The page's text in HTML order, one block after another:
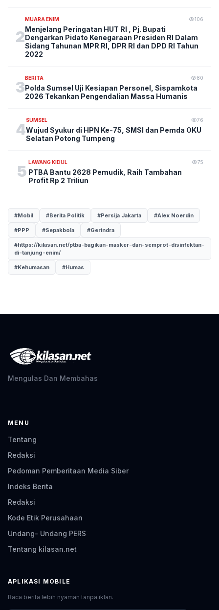
2
MUARA ENIM 106
Menjelang Peringatan HUT RI , Pj. Bupati
Dengarkan Pidato Kenegaraan Presiden RI Dalam
Sidang Tahunan MPR RI, DPR RI dan DPD RI Tahun
2022
3
BERITA 80
Polda Sumsel Uji Kesiapan Personel, Sispamkota
2026 Tekankan Pengendalian Massa Humanis
4
SUMSEL 76
Wujud Syukur di HPN Ke-75, SMSI dan Pemda OKU
Selatan Potong Tumpeng
5
LAWANG KIDUL 75
PTBA Bantu 2628 Pemudik, Raih Tambahan
Profit Rp 2 Triliun
#Mobil #Berita Politik #Persija Jakarta #Alex Noerdin
#PPP #Sepakbola #Gerindra
#https://kilasan.net/ptba-bagikan-masker-dan-semprot-disinfektan-
di-tanjung-enim/
#Kehumasan #Humas
Mengulas Dan Membahas
MENU
Tentang
Redaksi
Pedoman Pemberitaan Media Siber
Indeks Berita
Redaksi
Kode Etik Perusahaan
Undang- Undang PERS
Tentang kilasan.net
APLIKASI MOBILE
Baca berita lebih nyaman tanpa iklan.